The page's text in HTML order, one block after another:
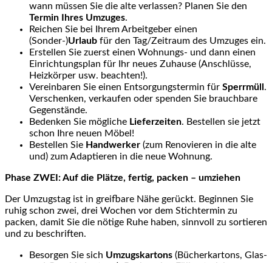
wann müssen Sie die alte verlassen? Planen Sie den
Termin Ihres Umzuges.
Reichen Sie bei Ihrem Arbeitgeber einen
(Sonder-)Urlaub für den Tag/Zeitraum des Umzuges ein.
Erstellen Sie zuerst einen Wohnungs- und dann einen
Einrichtungsplan für Ihr neues Zuhause (Anschlüsse,
Heizkörper usw. beachten!).
Vereinbaren Sie einen Entsorgungstermin für Sperrmüll .
Verschenken, verkaufen oder spenden Sie brauchbare
Gegenstände.
Bedenken Sie mögliche Lieferzeiten. Bestellen sie jetzt
schon Ihre neuen Möbel!
Bestellen Sie Handwerker (zum Renovieren in die alte
und) zum Adaptieren in die neue Wohnung.
Phase ZWEI: Auf die Plätze, fertig, packen – umziehen
Der Umzugstag ist in greifbare Nähe gerückt. Beginnen Sie
ruhig schon zwei, drei Wochen vor dem Stichtermin zu
packen, damit Sie die nötige Ruhe haben, sinnvoll zu sortieren
und zu beschriften.
Besorgen Sie sich Umzugskartons (Bücherkartons, Glas-